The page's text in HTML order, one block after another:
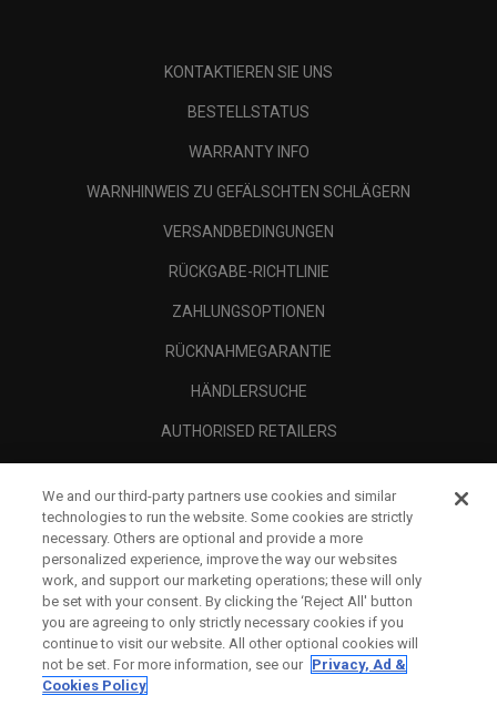
KONTAKTIEREN SIE UNS
BESTELLSTATUS
WARRANTY INFO
WARNHINWEIS ZU GEFÄLSCHTEN SCHLÄGERN
VERSANDBEDINGUNGEN
RÜCKGABE-RICHTLINIE
ZAHLUNGSOPTIONEN
RÜCKNAHMEGARANTIE
HÄNDLERSUCHE
AUTHORISED RETAILERS
UNTERNEHMENSPROFIL
RECHTLICHES-
We and our third-party partners use cookies and similar
technologies to run the website. Some cookies are strictly
necessary. Others are optional and provide a more
personalized experience, improve the way our websites
work, and support our marketing operations; these will only
be set with your consent. By clicking the ‘Reject All' button
you are agreeing to only strictly necessary cookies if you
continue to visit our website. All other optional cookies will
not be set. For more information, see our Privacy, Ad &
Cookies Policy